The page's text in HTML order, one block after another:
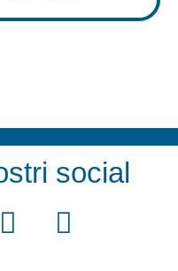
social
Y
I